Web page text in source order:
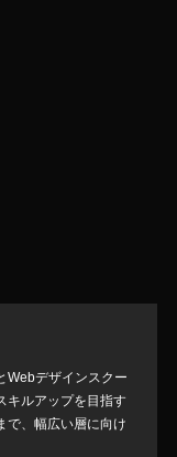
Webデザインスクー
キルアップを目指す
で、幅広い層に向け